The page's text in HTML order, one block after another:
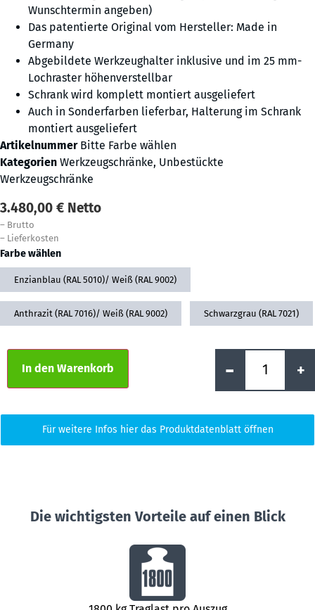
Wunschtermin angeben)
Das patentierte Original vom Hersteller: Made in
Germany
Abgebildete Werkzeughalter inklusive und im 25 mm-
Lochraster höhenverstellbar
Schrank wird komplett montiert ausgeliefert
Auch in Sonderfarben lieferbar, Halterung im Schrank
montiert ausgeliefert
Artikelnummer Bitte Farbe wählen
Kategorien Werkzeugschränke, Unbestückte
Werkzeugschränke
3.480,00 € Netto
– Brutto
– Lieferkosten
Farbe wählen
Enzianblau (RAL 5010)/ Weiß (RAL 9002)
Anthrazit (RAL 7016)/ Weiß (RAL 9002) Schwarzgrau (RAL 7021)
- +
In den Warenkorb
Für weitere Infos hier das Produktdatenblatt öffnen
Die wichtigsten Vorteile auf einen Blick